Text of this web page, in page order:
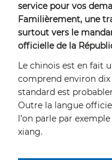
service pour vos
Familièrement, une
surtout vers le
officielle de la
Le chinois est en fait
comprend environ
standard est
Outre la langue
l’on parle par
xiang.